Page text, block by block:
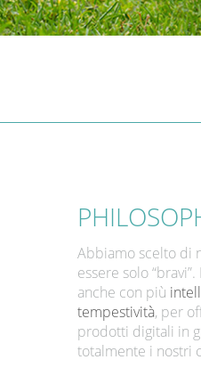
Abbiamo scelto di
essere solo
anche con più
tempestività, per
prodotti digitali in
totalmente i nostri